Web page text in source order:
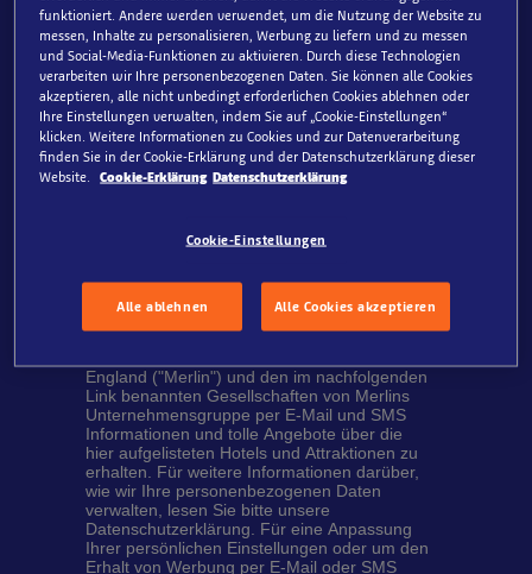
Schule/KiTa
Für welches SEA LIFE interessieren Sie sich?
Entertainments Group Deutschland:
Ja, ich bin damit einverstanden, von der
England ("Merlin") und den im nachfolgenden
Link benannten Gesellschaften von Merlins
Unternehmensgruppe per E-Mail und SMS
Informationen und tolle Angebote über die
hier aufgelisteten Hotels und Attraktionen zu
erhalten. Für weitere Informationen darüber,
wie wir Ihre personenbezogenen Daten
verwalten, lesen Sie bitte unsere
Datenschutzerklärung. Für eine Anpassung
Ihrer persönlichen Einstellungen oder um den
Erhalt von Werbung per E-Mail oder SMS
funktioniert. Andere werden verwendet, um die Nutzung der Website zu
messen, Inhalte zu personalisieren, Werbung zu liefern und zu messen
und Social-Media-Funktionen zu aktivieren. Durch diese Technologien
verarbeiten wir Ihre personenbezogenen Daten. Sie können alle Cookies
akzeptieren, alle nicht unbedingt erforderlichen Cookies ablehnen oder
Ihre Einstellungen verwalten, indem Sie auf „Cookie-Einstellungen“
klicken. Weitere Informationen zu Cookies und zur Datenverarbeitung
finden Sie in der Cookie-Erklärung und der Datenschutzerklärung dieser
Website.
Cookie-Erklärung Datenschutzerklärung
Cookie-Einstellungen
Alle ablehnen Alle Cookies akzeptieren